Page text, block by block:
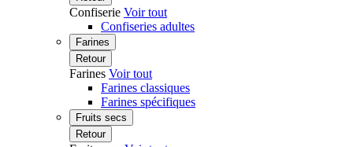
Confiserie Voir tout
Confiseries adultes
Farines
Retour
Farines Voir tout
Farines classiques
Farines spécifiques
Fruits secs
Retour